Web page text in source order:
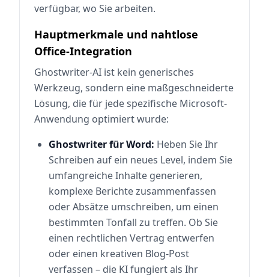
verfügbar, wo Sie arbeiten.
Hauptmerkmale und nahtlose
Office-Integration
Ghostwriter-AI ist kein generisches
Werkzeug, sondern eine maßgeschneiderte
Lösung, die für jede spezifische Microsoft-
Anwendung optimiert wurde:
Ghostwriter für Word: Heben Sie Ihr
Schreiben auf ein neues Level, indem Sie
umfangreiche Inhalte generieren,
komplexe Berichte zusammenfassen
oder Absätze umschreiben, um einen
bestimmten Tonfall zu treffen. Ob Sie
einen rechtlichen Vertrag entwerfen
oder einen kreativen Blog-Post
verfassen – die KI fungiert als Ihr